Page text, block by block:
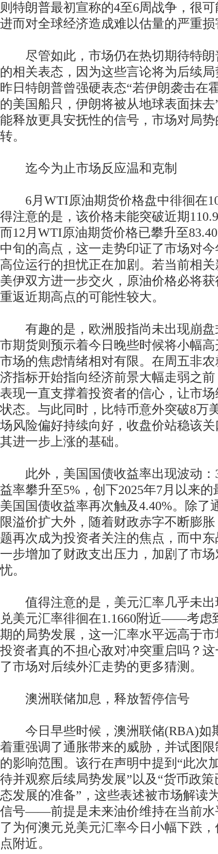
则特朗普最初宣称的4至6周战争，很
进而对全球经济造成难以估量的严重
尽管如此，市场仍在热切期待特朗
的相关表态，因为这些言论将为后续
昨日特朗普曾强硬表态“若伊朗袭击在
的美国船只，伊朗将被从地球表面抹
能释放更具安抚性的信号，市场对局
转。
迄今为止市场反应温和克制
6月WTI原油期货价格盘中徘徊在
得注意的是，该价格未能突破近期
而12月WTI原油期货价格已攀升至
中旬的高点，这一走势印证了市场对
高位运行的担忧正在加剧。若当前相
美伊双方进一步交火，原油价格必将
重返近期高点的可能性较大。
有趣的是，欧洲股指尚未出现崩盘
市期货则预示着今日晚些时候将小幅
市场的焦虑情绪相对有限。在周五非
济指标开始指向经济前景大幅走弱之
表现一直支撑着投资者的信心，让市
状态。与此同时，比特币意外突破8
场风险偏好持续向好，收盘价站稳该
其进一步上涨的基础。
此外，美国国债收益率出现波动：
益率攀升至5%，创下2025年7月以来
美国国债收益率再次触及4.40%。除了
限溢价扩大外，随着财政赤字不断膨
题再次成为投资者关注的焦点，而中
一步增加了财政支出压力，加剧了市
忧。
值得注意的是，美元汇率几乎未出
兑美元汇率徘徊在1.1660附近——考虑
期的局势发展，这一汇率水平远高于
投资者真的不担心敌对冲突重启吗？
了市场对后续外汇走势的更多猜测。
澳洲联储加息，释放暂停信号
今日早些时候，澳洲联储(RBA)如
着重强调了通胀带来的威胁，并试图
的影响范围。该行在声明中提到“此次
待并观察后续局势发展”以及“货币政
态发展的准备”，这些表述被市场解读
信号——前提是未来油价维持在当前水
了为何澳元兑美元汇率今日小幅下跌
点附近。